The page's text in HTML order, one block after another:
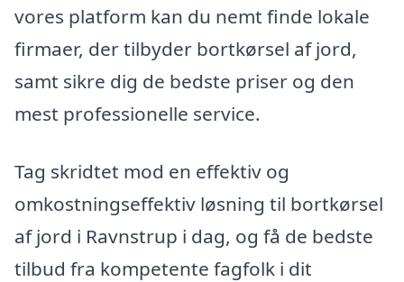
vores platform kan du nemt finde lokale
firmaer, der tilbyder bortkørsel af jord,
samt sikre dig de bedste priser og den
mest professionelle service.
Tag skridtet mod en effektiv og
omkostningseffektiv løsning til bortkørsel
af jord i Ravnstrup i dag, og få de bedste
tilbud fra kompetente fagfolk i dit